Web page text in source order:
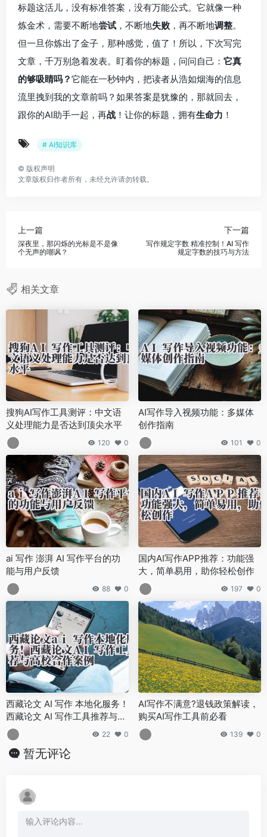
标题这活儿，没有标准答案，没有万能公式。它就像一种
炼金术，需要不断地尝试 ，不断地失败 ，再不断地调整。
但一旦你炼出了金子，那种感觉，值了！所以，下次写完
文章，千万别急着发表。盯着你的标题，问问自己： 它真
的够吸睛吗？它能在一秒钟内，把读者从浩如烟海的信息
流里拽到我的文章前吗？如果答案是犹豫的，那就回去，
跟你的AI助手一起，再战 ！让你的标题，拥有生命力 ！
# AI知识库
© 版权声明
文章版权归作者所有，未经允许请勿转载。
上一篇
深夜里，那闪烁的光标是不是像
个无声的嘲讽？
下一篇
写作规定字数 精准控制！AI 写作
规定字数的技巧与方法
相关文章
搜狗AI写作工具测评：中文语
义处理能力是否达到顶尖水平
120 0
AI写作导入视频功能：多媒体
创作指南
101 0
ai 写作 澎湃 AI 写作平台的功
能与用户反馈
88 0
国内AI写作APP推荐：功能强
大，简单易用，助你轻松创作
197 0
西藏论文 AI 写作 本地化服务！
西藏论文 AI 写作工具推荐与高
校合作案例
22 0
AI写作不满意?退钱政策解读，
购买AI写作工具前必看
139 0
暂无评论